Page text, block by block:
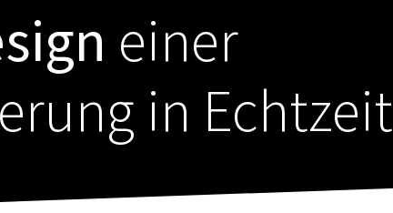
einer
in Echtzeit